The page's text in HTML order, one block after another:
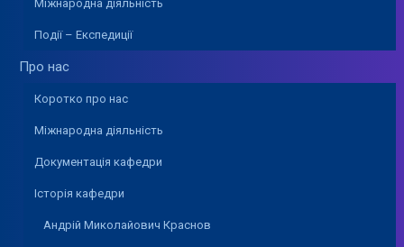
Міжнародна діяльність
Події – Експедиції
Про нас
Коротко про нас
Міжнародна діяльність
Документація кафедри
Історія кафедри
Андрій Миколайович Краснов